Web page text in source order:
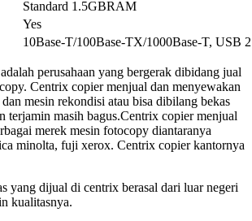
Standard 1.5GBRAM
Yes
10Base-T/100Base-TX/1000Base-T, USB
perusahaan yang bergerak dibidang jual
Centrix copier menjual dan menyewakan
dan mesin rekondisi atau bisa dibilang bekas
terjamin masih bagus.Centrix copier menjual
merek mesin fotocopy diantaranya
minolta, fuji xerox. Centrix copier kantornya
yang dijual di centrix berasal dari luar negeri
kualitasnya.